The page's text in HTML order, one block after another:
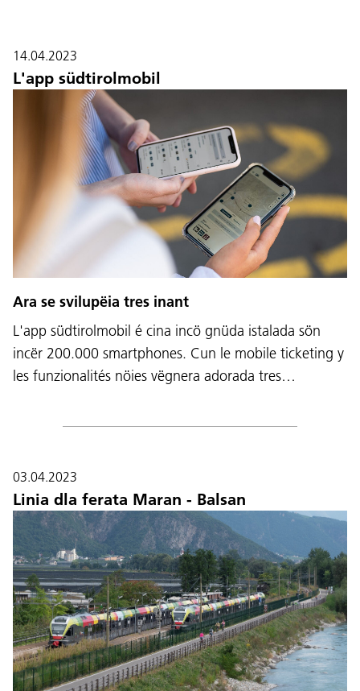
14.04.2023
L'app südtirolmobil
Ara se svilupëia tres inant
L'app südtirolmobil é cina incö gnüda istalada sön
incër 200.000 smartphones. Cun le mobile ticketing y
les funzionalités nöies vëgnera adorada tres…
03.04.2023
Linia dla ferata Maran - Balsan